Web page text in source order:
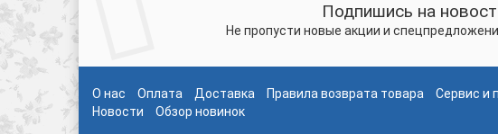
Подпишись на
Не пропусти новые акции и
О нас Оплата Доставка Правила возврата товара Сервис и
Новости
Обзор новинок